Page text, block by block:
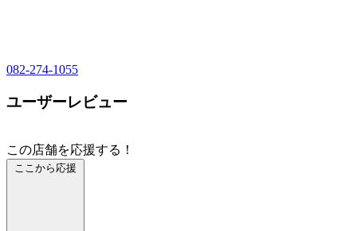
082-274-1055
ユーザーレビュー
この店舗を応援する！
ここから応援